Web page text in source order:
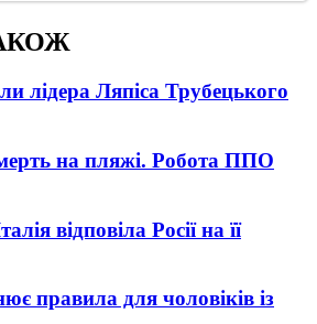
лідера Ляпіса Трубецького
на пляжі. Робота ППО
відповіла Росії на її
правила для чоловіків із